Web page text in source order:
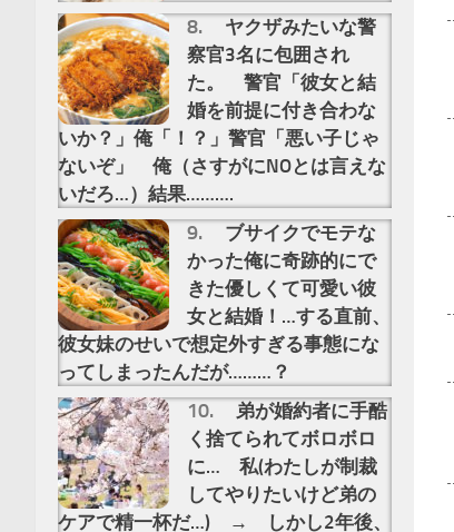
ヤクザみたいな警
察官3名に包囲され
た。 警官「彼女と結
婚を前提に付き合わな
いか？」俺「！？」警官「悪い子じゃ
ないぞ」 俺（さすがにNOとは言えな
いだろ…）結果……….
ブサイクでモテな
かった俺に奇跡的にで
きた優しくて可愛い彼
女と結婚！…する直前、
彼女妹のせいで想定外すぎる事態にな
ってしまったんだが………？
弟が婚約者に手酷
く捨てられてボロボロ
に… 私(わたしが制裁
してやりたいけど弟の
ケアで精一杯だ…) → しかし2年後、